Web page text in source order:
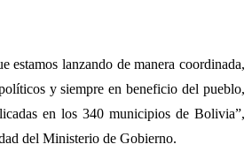
estamos lanzando de manera coordinada,
y siempre en beneficio del pueblo,
en los 340 municipios de Bolivia”,
del Ministerio de Gobierno.